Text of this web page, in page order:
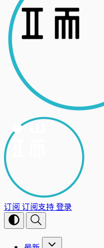
订阅 订阅支持登录